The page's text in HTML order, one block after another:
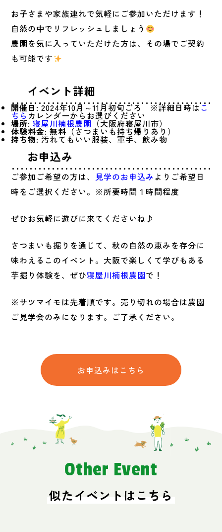
お子さまや家族連れで気軽にご参加いただけます！
自然の中でリフレッシュしましょう
農園を気に入っていただけた方は、その場でご契約
も可能です
イベント詳細
開催日: 2024年10月～11月初旬ごろ ※詳細日時はこ
ちらカレンダーからお選びください
場所:寝屋川楠根農園 （大阪府寝屋川市）
体験料金:無料（さつまいも持ち帰りあり）
持ち物: 汚れてもいい服装、軍手、飲み物
お申込み
ご参加ご希望の方は、 見学のお申込みよりご希望日
時をご選択ください。※所要時間１時間程度
ぜひお気軽に遊びに来てくださいね♪
さつまいも掘りを通じて、秋の自然の恵みを存分に
味わえるこのイベント。大阪で楽しくて学びもある
芋掘り体験を、ぜひ寝屋川楠根農園で！
※サツマイモは先着順です。売り切れの場合は農園
ご見学会のみになります。ご了承ください。
お申込みはこちら
Other Event
似たイベントはこちら